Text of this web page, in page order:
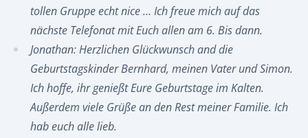
tollen Gruppe echt nice … Ich freue mich auf das
nächste Telefonat mit Euch allen am 6. Bis dann.
Jonathan: Herzlichen Glückwunsch and die
Geburtstagskinder Bernhard, meinen Vater und Simon.
Ich hoffe, ihr genießt Eure Geburtstage im Kalten.
Außerdem viele Grüße an den Rest meiner Familie. Ich
hab euch alle lieb.